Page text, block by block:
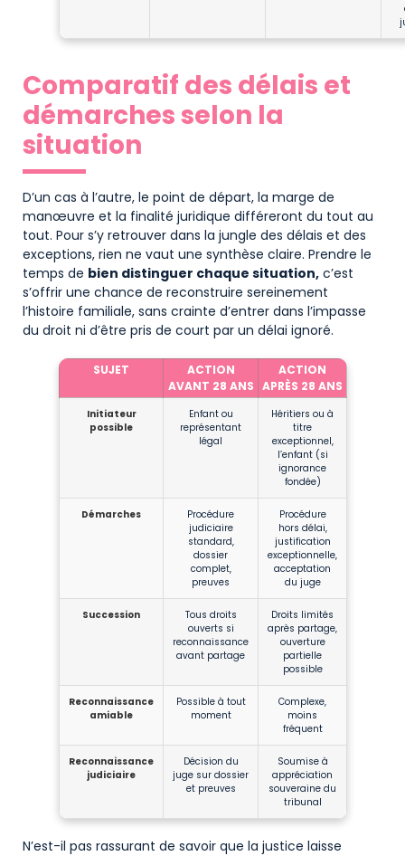
Comparatif des délais et
démarches selon la
situation
D’un cas à l’autre, le point de départ, la marge de
manœuvre et la finalité juridique différeront du tout au
tout. Pour s’y retrouver dans la jungle des délais et des
exceptions, rien ne vaut une synthèse claire. Prendre le
temps de bien distinguer chaque situation, c’est
s’offrir une chance de reconstruire sereinement
l’histoire familiale, sans crainte d’entrer dans l’impasse
du droit ni d’être pris de court par un délai ignoré.
SUJET
ACTION
AVANT 28 ANS
ACTION
APRÈS 28 ANS
Initiateur
possible
Enfant ou
représentant
légal
Héritiers ou à
titre
exceptionnel,
l’enfant (si
ignorance
fondée)
Démarches
Procédure
judiciaire
standard,
dossier
complet,
preuves
Procédure
hors délai,
justification
exceptionnelle,
acceptation
du juge
Succession
Tous droits
ouverts si
reconnaissance
avant partage
Droits limités
après partage,
ouverture
partielle
possible
Reconnaissance
amiable
Possible à tout
moment
Complexe,
moins
fréquent
Reconnaissance
judiciaire
Décision du
juge sur dossier
et preuves
Soumise à
appréciation
souveraine du
tribunal
N’est-il pas rassurant de savoir que la justice laisse